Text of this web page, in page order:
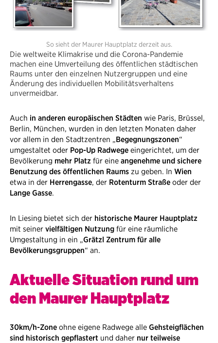
So sieht der Maurer Hauptplatz derzeit aus.
Die weltweite Klimakrise und die Corona-Pandemie
machen eine Umverteilung des öffentlichen städtischen
Raums unter den einzelnen Nutzergruppen und eine
Änderung des individuellen Mobilitätsverhaltens
unvermeidbar.
Auch in anderen europäischen Städten wie Paris, Brüssel,
Berlin, München, wurden in den letzten Monaten daher
vor allem in den Stadtzentren „Begegnungszonen“
umgestaltet oder Pop-Up Radwege eingerichtet, um der
Bevölkerung​ mehr Platz für eine angenehme und sichere
Benutzung des öffentlichen Raums zu geben. In Wien
etwa in der Herrengasse, der Rotenturm Straße oder der
Lange Gasse.
In Liesing bietet sich der historische Maurer Hauptplatz
mit seiner vielfältigen Nutzung für eine räumliche
Umgestaltung in ein „Grätzl Zentrum für alle
Bevölkerungsgruppen“ an.
Aktuelle Situation rund um
den Maurer Hauptplatz
30km/h-Zone ohne eigene Radwege alle Gehsteigflächen
sind historisch gepflastert und daher nur teilweise